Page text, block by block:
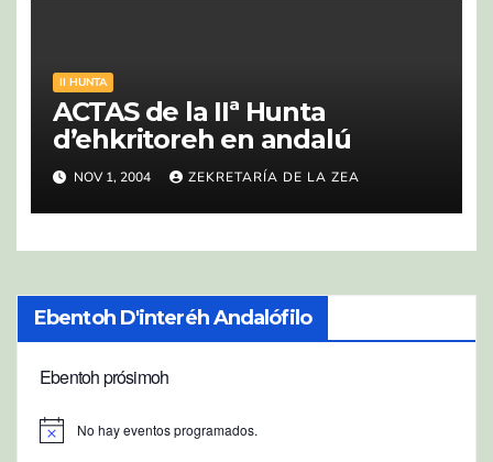
II HUNTA
ACTAS de la IIª Hunta
d’ehkritoreh en andalú
NOV 1, 2004 ZEKRETARÍA DE LA ZEA
Ebentoh D'interéh Andalófilo
Ebentoh prósimoh
No hay eventos programados.